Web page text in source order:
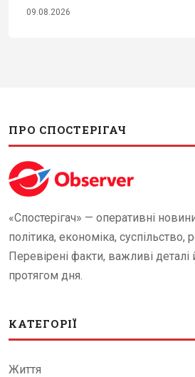
09.08.2026
ПРО СПОСТЕРІГАЧ
«Спостерігач» — оперативні
політика, економіка, суспільство,
Перевірені факти, важливі
протягом дня.
КАТЕГОРІЇ
Життя